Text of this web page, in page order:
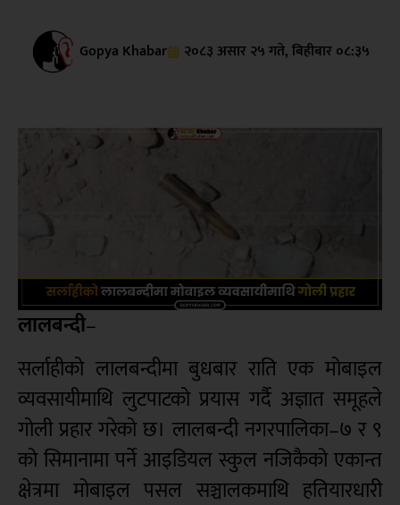
Gopya Khabar २०८३ असार २५ गते, बिहीबार ०८:३५
लालबन्दी–
सर्लाहीको लालबन्दीमा बुधबार राति एक मोबाइल
व्यवसायीमाथि लुटपाटको प्रयास गर्दै अज्ञात समूहले
गोली प्रहार गरेको छ। लालबन्दी नगरपालिका–७ र ९
को सिमानामा पर्ने आइडियल स्कुल नजिकैको एकान्त
क्षेत्रमा मोबाइल पसल सञ्चालकमाथि हतियारधारी